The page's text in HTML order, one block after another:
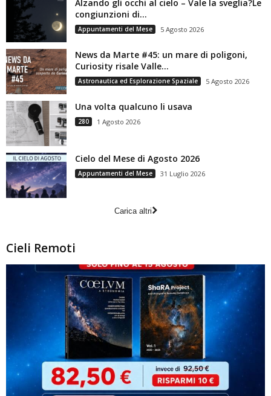
Alzando gli occhi al cielo – Vale la sveglia?Le
congiunzioni di...
Appuntamenti del Mese 5 Agosto 2026
News da Marte #45: un mare di poligoni,
Curiosity risale Valle...
Astronautica ed Esplorazione Spaziale 5 Agosto 2026
Una volta qualcuno li usava
280 1 Agosto 2026
Cielo del Mese di Agosto 2026
Appuntamenti del Mese 31 Luglio 2026
Carica altri
Cieli Remoti